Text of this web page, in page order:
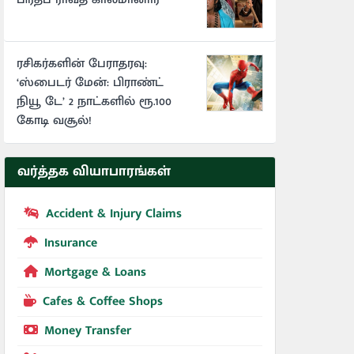
ரசிகர்களின் பேராதரவு:
‘ஸ்பைடர் மேன்: பிராண்ட்
நியூ டே’ 2 நாட்களில் ரூ.100
கோடி வசூல்!
வர்த்தக வியாபாரங்கள்
Accident & Injury Claims
Insurance
Mortgage & Loans
Cafes & Coffee Shops
Money Transfer